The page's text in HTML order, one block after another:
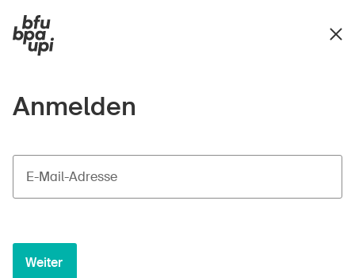
Anmelden
E-Mail-Adresse
Weiter